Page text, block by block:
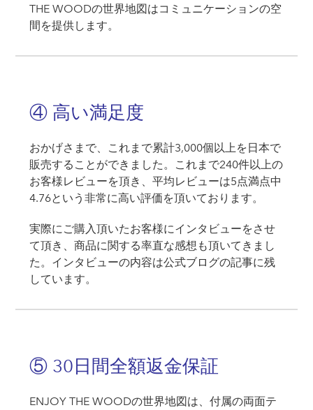
THE WOODの世界地図はコミュニケーションの空
間を提供します。
④ 高い満足度
おかげさまで、これまで累計3,000個以上を日本で
販売することができました。これまで240件以上の
お客様レビューを頂き、平均レビューは5点満点中
4.76という非常に高い評価を頂いております。
実際にご購入頂いたお客様にインタビューをさせ
て頂き、商品に関する率直な感想も頂いてきまし
た。インタビューの内容は公式ブログの記事に残
しています。
⑤ 30日間全額返金保証
ENJOY THE WOODの世界地図は、付属の両面テ